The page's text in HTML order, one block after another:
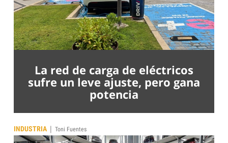
La red de carga de eléctricos
sufre un leve ajuste, pero gana
potencia
INDUSTRIA | Toni Fuentes